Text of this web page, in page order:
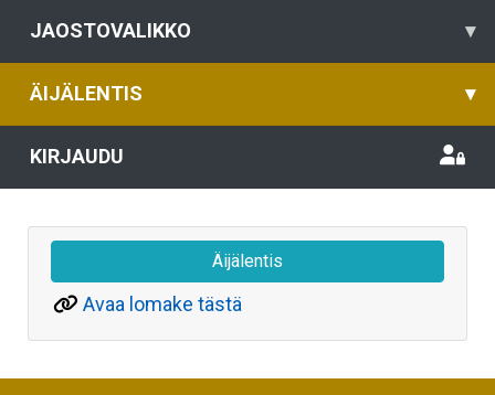
JAOSTOVALIKKO ▾
ÄIJÄLENTIS ▾
KIRJAUDU
Äijälentis
Avaa lomake tästä